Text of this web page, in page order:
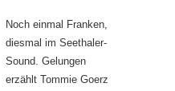
Noch einmal Franken,
diesmal im Seethaler-
Sound. Gelungen
erzählt Tommie Goerz